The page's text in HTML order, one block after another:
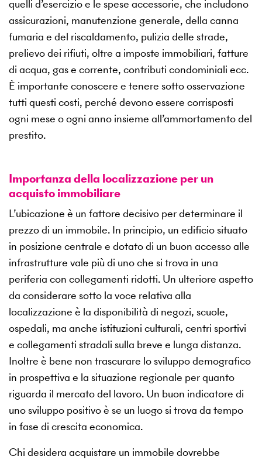
quelli d’esercizio e le spese accessorie, che includono
assicurazioni, manutenzione generale, della canna
fumaria e del riscaldamento, pulizia delle strade,
prelievo dei rifiuti, oltre a imposte immobiliari, fatture
di acqua, gas e corrente, contributi condominiali ecc.
È importante conoscere e tenere sotto osservazione
tutti questi costi, perché devono essere corrisposti
ogni mese o ogni anno insieme all’ammortamento del
prestito.
Importanza della localizzazione per un
acquisto immobiliare
L’ubicazione è un fattore decisivo per determinare il
prezzo di un immobile. In principio, un edificio situato
in posizione centrale e dotato di un buon accesso alle
infrastrutture vale più di uno che si trova in una
periferia con collegamenti ridotti. Un ulteriore aspetto
da considerare sotto la voce relativa alla
localizzazione è la disponibilità di negozi, scuole,
ospedali, ma anche istituzioni culturali, centri sportivi
e collegamenti stradali sulla breve e lunga distanza.
Inoltre è bene non trascurare lo sviluppo demografico
in prospettiva e la situazione regionale per quanto
riguarda il mercato del lavoro. Un buon indicatore di
uno sviluppo positivo è se un luogo si trova da tempo
in fase di crescita economica.
Chi desidera acquistare un immobile dovrebbe